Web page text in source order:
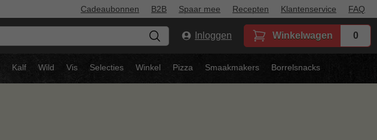
Cadeaubonnen B2B Spaar mee Recepten Klantenservice FAQ
Inloggen Winkelwagen 0
Kalf Wild Vis Selecties Winkel Pizza Smaakmakers Borrelsnacks